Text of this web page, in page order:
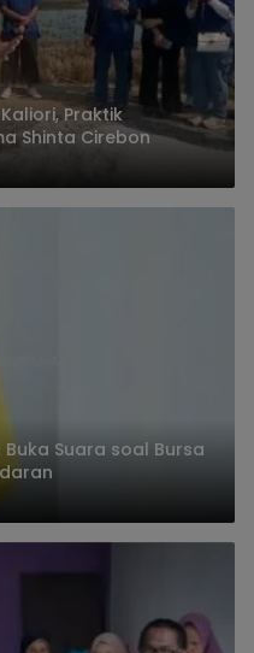
Praktik
Shinta Cirebon
Buka Suara soal Bursa